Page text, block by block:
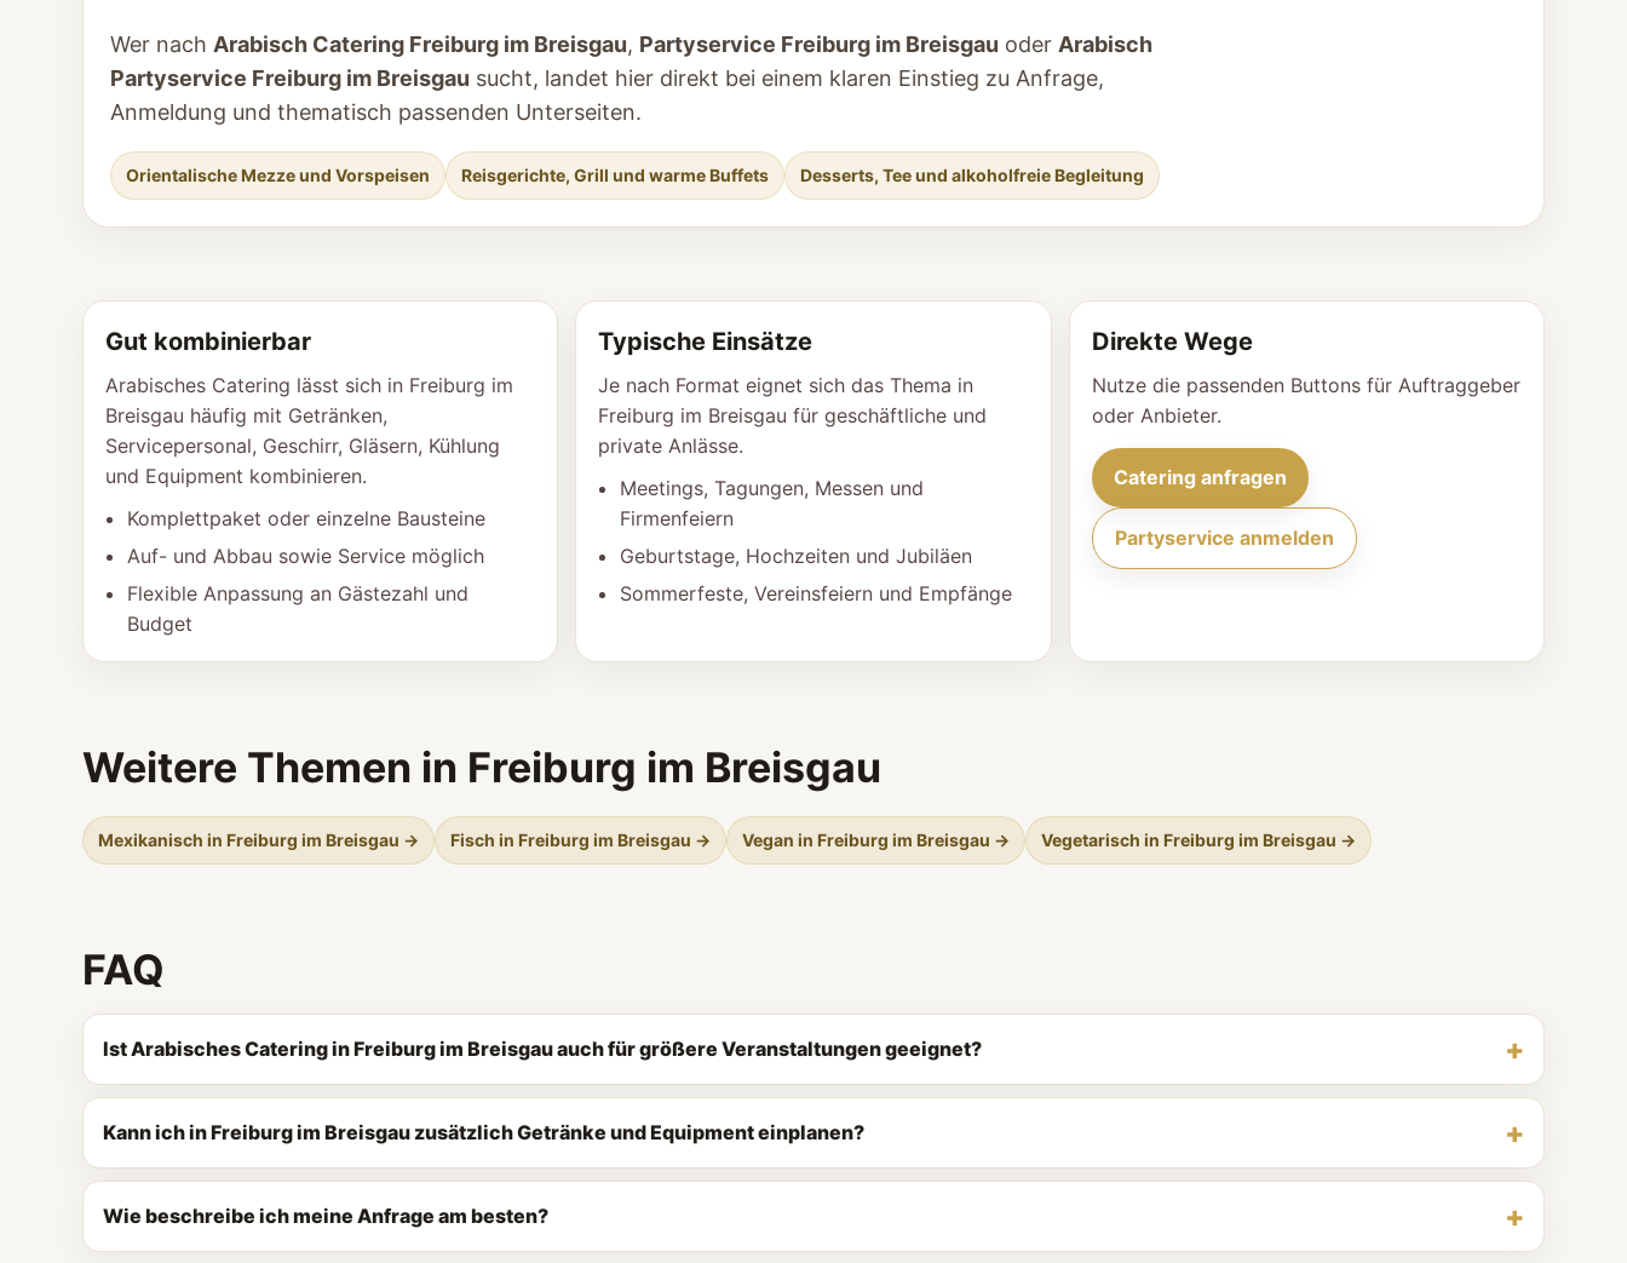
Wer nach Arabisch Catering Freiburg im Breisgau, Partyservice Freiburg im Breisgau oder Arabisch
Partyservice Freiburg im Breisgau sucht, landet hier direkt bei einem klaren Einstieg zu Anfrage,
Anmeldung und thematisch passenden Unterseiten.
Orientalische Mezze und Vorspeisen Reisgerichte, Grill und warme Buffets Desserts, Tee und alkoholfreie Begleitung
Gut kombinierbar
Arabisches Catering lässt sich in Freiburg im
Breisgau häufig mit Getränken,
Servicepersonal, Geschirr, Gläsern, Kühlung
und Equipment kombinieren.
Komplettpaket oder einzelne Bausteine
Auf- und Abbau sowie Service möglich
Flexible Anpassung an Gästezahl und
Budget
Typische Einsätze
Je nach Format eignet sich das Thema in
Freiburg im Breisgau für geschäftliche und
private Anlässe.
Meetings, Tagungen, Messen und
Firmenfeiern
Geburtstage, Hochzeiten und Jubiläen
Sommerfeste, Vereinsfeiern und Empfänge
Direkte Wege
Nutze die passenden Buttons für Auftraggeber
oder Anbieter.
Catering anfragen
Partyservice anmelden
Weitere Themen in Freiburg im Breisgau
Mexikanisch in Freiburg im Breisgau → Fisch in Freiburg im Breisgau → Vegan in Freiburg im Breisgau → Vegetarisch in Freiburg im Breisgau →
FAQ
Ist Arabisches Catering in Freiburg im Breisgau auch für größere Veranstaltungen geeignet?
Kann ich in Freiburg im Breisgau zusätzlich Getränke und Equipment einplanen?
Wie beschreibe ich meine Anfrage am besten?